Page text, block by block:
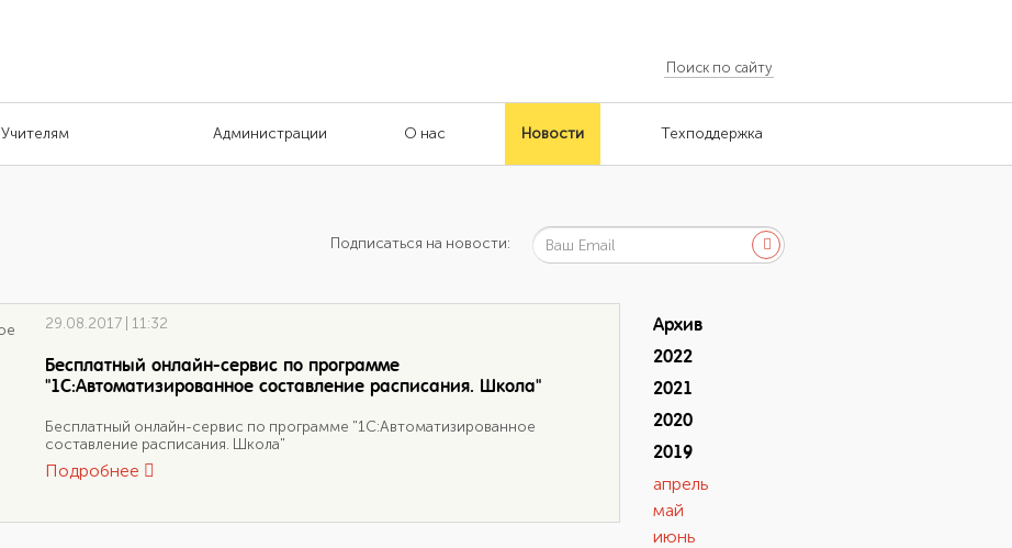
Учителям Администрации О нас Новости Техподдержка
Подписаться на новости:
29.08.2017 | 11:32
Бесплатный онлайн-сервис по программе
"1С:Автоматизированное составление расписания. Школа"
Бесплатный онлайн-сервис по программе "1С:Автоматизированное
составление расписания. Школа"
Подробнее
Архив
2022
2021
2020
2019
апрель
май
июнь